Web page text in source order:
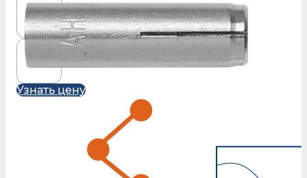
Узнать цену